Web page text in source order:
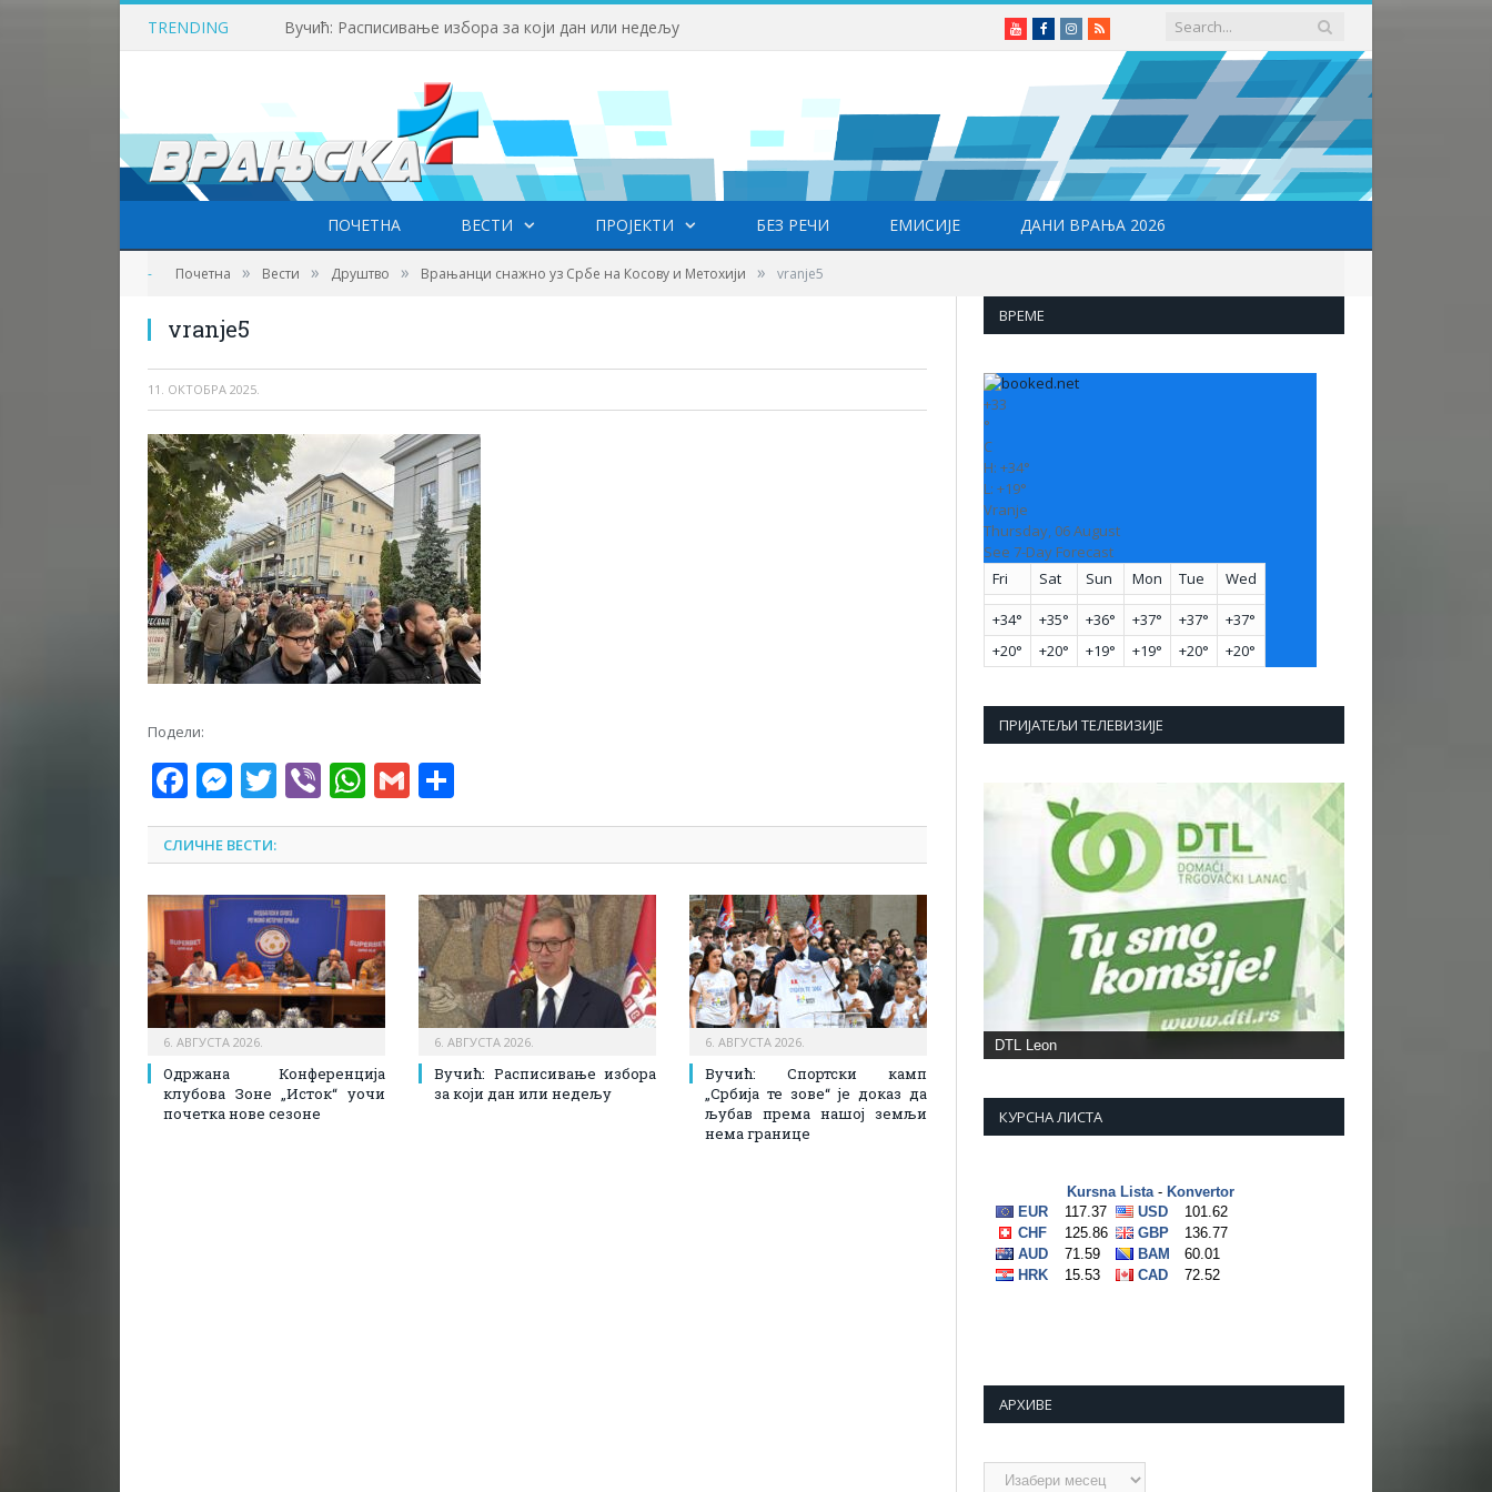
TRENDING Вучић: Расписивање избора за који дан или недељу YoutubeFacebookInstagram
RSS
ПОЧЕТНА ВЕСТИ ПРОЈЕКТИ БЕЗ РЕЧИ ЕМИСИЈЕ ДАНИ ВРАЊА 2026
- Почетна » Вести » Друштво » Врањанци снажно уз Србе на Косову и Метохији » vranje5
Фото: Врањска плус
vranje5
11. ОКТОБРА 2025.
Подели:
Facebook
Messenger
Twitter
ViberWhatsApp
Gmail
СЛИЧНЕ ВЕСТИ:
6. АВГУСТА 2026.
Одржана Конференција
клубова Зоне „Исток“ уочи
почетка нове сезоне
6. АВГУСТА 2026.
Вучић: Расписивање избора
за који дан или недељу
6. АВГУСТА 2026.
Вучић: Спортски камп
„Србија те зове“ је доказ да
љубав према нашој земљи
нема границе
ВРЕМЕ
+33
°
C
H: +34°
L: +19°
Vranje
Thursday, 06 August
See 7-Day Forecast
Fri
Sat Sun Mon Tue Wed
+34° +35° +36° +37° +37° +37°
+20° +20° +19° +19° +20° +20°
ПРИЈАТЕЉИ ТЕЛЕВИЗИЈЕ
Фото: Врањска плус
КУРСНА ЛИСТА
АРХИВЕ
Архиве